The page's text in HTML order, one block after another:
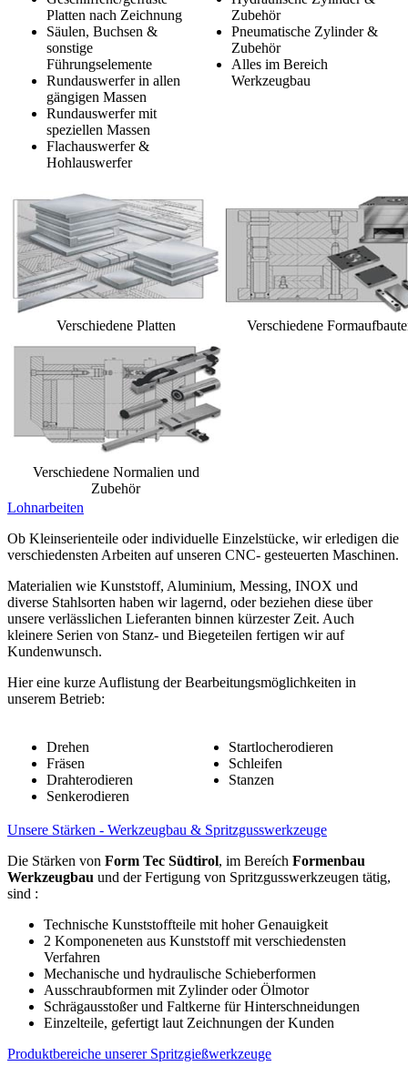
Platten nach Zeichnung
Säulen, Buchsen &
sonstige
Führungselemente
Rundauswerfer in allen
gängigen Massen
Rundauswerfer mit
speziellen Massen
Flachauswerfer &
Hohlauswerfer
Zubehör
Pneumatische Zylinder &
Zubehör
Alles im Bereich
Werkzeugbau
Verschiedene Platten Verschiedene
Verschiedene Normalien und
Zubehör
Lohnarbeiten
Ob Kleinserienteile oder individuelle Einzelstücke, wir erledigen die
verschiedensten Arbeiten auf unseren CNC- gesteuerten Maschinen.
Materialien wie Kunststoff, Aluminium, Messing, INOX und
diverse Stahlsorten haben wir lagernd, oder beziehen diese über
unsere verlässlichen Lieferanten binnen kürzester Zeit. Auch
kleinere Serien von Stanz- und Biegeteilen fertigen wir auf
Kundenwunsch.
Hier eine kurze Auflistung der Bearbeitungsmöglichkeiten in
unserem Betrieb:
Drehen
Fräsen
Drahterodieren
Senkerodieren
Startlocherodieren
Schleifen
Stanzen
Unsere Stärken - Werkzeugbau & Spritzgusswerkzeuge
Die Stärken von Form Tec Südtirol, im Bereích Formenbau
Werkzeugbau und der Fertigung von Spritzgusswerkzeugen tätig,
sind :
Technische Kunststoffteile mit hoher Genauigkeit
2 Komponeneten aus Kunststoff mit verschiedensten
Verfahren
Mechanische und hydraulische Schieberformen
Ausschraubformen mit Zylinder oder Ölmotor
Schrägausstoßer und Faltkerne für Hinterschneidungen
Einzelteile, gefertigt laut Zeichnungen der Kunden
Produktbereiche unserer Spritzgießwerkzeuge